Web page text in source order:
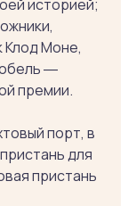
историей;
Клод Моне,
―
премии.
порт, в
для
пристань